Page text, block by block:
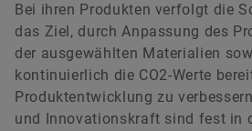
Bei ihren Produkten verfolgt die
das Ziel, durch Anpassung des
der ausgewählten Materialien
kontinuierlich die CO2-Werte
Produktentwicklung zu
und Innovationskraft sind fest in